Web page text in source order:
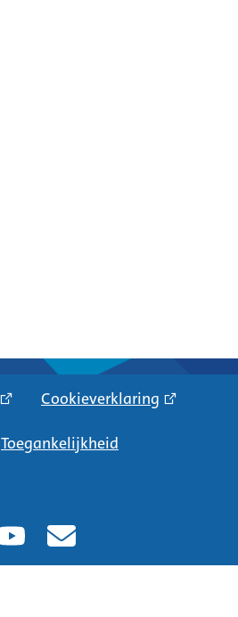
Cookieverklaring
Toegankelijkheid